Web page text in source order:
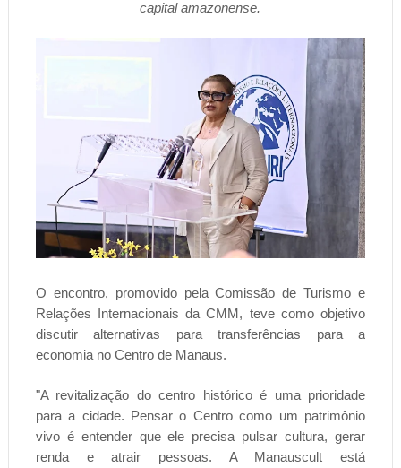
capital amazonense.
O encontro, promovido pela Comissão de Turismo e
Relações Internacionais da CMM, teve como objetivo
discutir alternativas para transferências para a
economia no Centro de Manaus.
"A revitalização do centro histórico é uma prioridade
para a cidade. Pensar o Centro como um patrimônio
vivo é entender que ele precisa pulsar cultura, gerar
renda e atrair pessoas. A Manauscult está